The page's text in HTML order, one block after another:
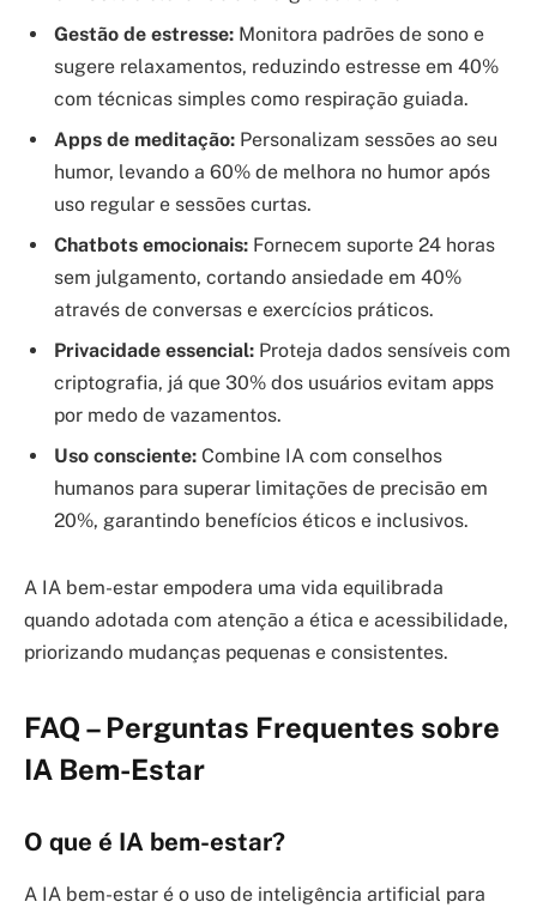
Gestão de estresse: Monitora padrões de sono e
sugere relaxamentos, reduzindo estresse em 40%
com técnicas simples como respiração guiada.
Apps de meditação: Personalizam sessões ao seu
humor, levando a 60% de melhora no humor após
uso regular e sessões curtas.
Chatbots emocionais: Fornecem suporte 24 horas
sem julgamento, cortando ansiedade em 40%
através de conversas e exercícios práticos.
Privacidade essencial: Proteja dados sensíveis com
criptografia, já que 30% dos usuários evitam apps
por medo de vazamentos.
Uso consciente: Combine IA com conselhos
humanos para superar limitações de precisão em
20%, garantindo benefícios éticos e inclusivos.
A IA bem-estar empodera uma vida equilibrada
quando adotada com atenção a ética e acessibilidade,
priorizando mudanças pequenas e consistentes.
FAQ – Perguntas Frequentes sobre
IA Bem-Estar
O que é IA bem-estar?
A IA bem-estar é o uso de inteligência artificial para